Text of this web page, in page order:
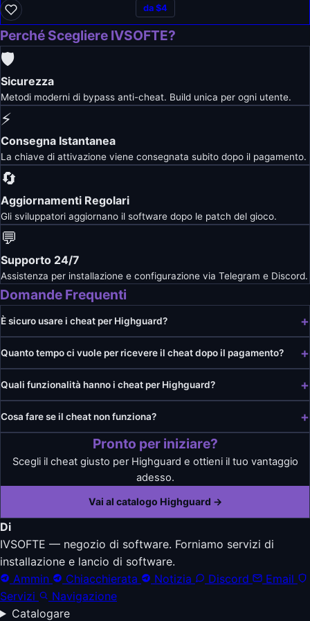
da $4
Perché Scegliere IVSOFTE?
🛡️
Sicurezza
Metodi moderni di bypass anti-cheat. Build unica per ogni utente.
⚡
Consegna Istantanea
La chiave di attivazione viene consegnata subito dopo il pagamento.
🔄
Aggiornamenti Regolari
Gli sviluppatori aggiornano il software dopo le patch del gioco.
💬
Supporto 24/7
Assistenza per installazione e configurazione via Telegram e Discord.
Domande Frequenti
È sicuro usare i cheat per Highguard?
Quanto tempo ci vuole per ricevere il cheat dopo il pagamento?
Quali funzionalità hanno i cheat per Highguard?
Cosa fare se il cheat non funziona?
Pronto per iniziare?
Scegli il cheat giusto per Highguard e ottieni il tuo vantaggio
adesso.
Vai al catalogo Highguard →
Di
IVSOFTE — negozio di software. Forniamo servizi di
installazione e lancio di software.
Ammin
Chiacchierata Notizia Discord
Email
Servizi
Navigazione
Catalogare